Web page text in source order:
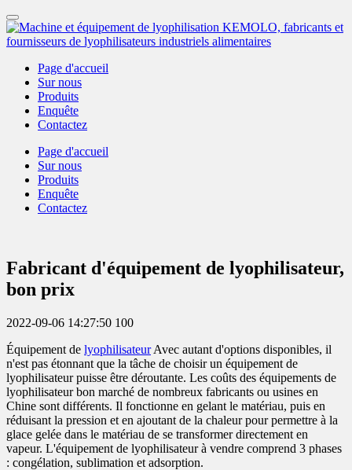
Page d'accueil
Sur nous
Produits
Enquête
Contactez
Page d'accueil
Sur nous
Produits
Enquête
Contactez
Fabricant d'équipement de lyophilisateur,
bon prix
2022-09-06 14:27:50 100
Équipement de lyophilisateurAvec autant d'options disponibles, il
n'est pas étonnant que la tâche de choisir un équipement de
lyophilisateur puisse être déroutante. Les coûts des équipements de
lyophilisateur bon marché de nombreux fabricants ou usines en
Chine sont différents. Il fonctionne en gelant le matériau, puis en
réduisant la pression et en ajoutant de la chaleur pour permettre à la
glace gelée dans le matériau de se transformer directement en
vapeur. L'équipement de lyophilisateur à vendre comprend 3 phases
: congélation, sublimation et adsorption.